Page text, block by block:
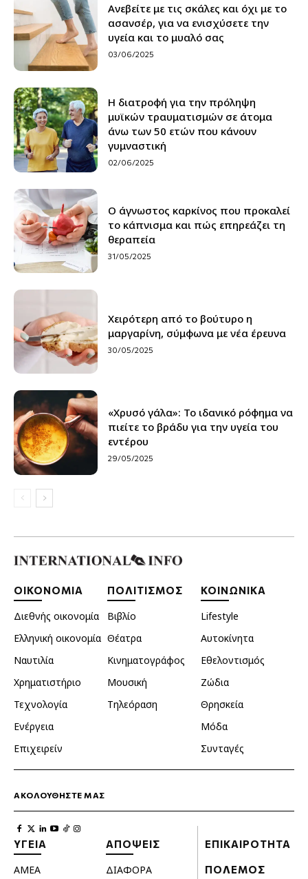
Ανεβείτε με τις σκάλες και όχι με το
ασανσέρ, για να ενισχύσετε την
υγεία και το μυαλό σας
03/06/2025
H διατροφή για την πρόληψη
μυϊκών τραυματισμών σε άτομα
άνω των 50 ετών που κάνουν
γυμναστική
02/06/2025
Ο άγνωστος καρκίνος που προκαλεί
το κάπνισμα και πώς επηρεάζει τη
θεραπεία
31/05/2025
Χειρότερη από το βούτυρο η
μαργαρίνη, σύμφωνα με νέα έρευνα
30/05/2025
«Χρυσό γάλα»: Το ιδανικό ρόφημα να
πιείτε το βράδυ για την υγεία του
εντέρου
29/05/2025
ΟΙΚΟΝΟΜΙΑ
Διεθνής οικονομία
Ελληνική οικονομία
Ναυτιλία
Χρηματιστήριο
Τεχνολογία
Ενέργεια
Επιχειρείν
ΠΟΛΙΤΙΣΜΟΣ
Βιβλίο
Θέατρα
Κινηματογράφος
Μουσική
Τηλεόραση
ΚΟΙΝΩΝΙΚΑ
Lifestyle
Αυτοκίνητα
Εθελοντισμός
Ζώδια
Θρησκεία
Μόδα
Συνταγές
ΑΚΟΛΟΥΘΗΣΤΕ ΜΑΣ
ΥΓΕΙΑ
ΑΜΕΑ
ΑΠΟΨΕΙΣ
ΔΙΑΦΟΡΑ
ΕΠΙΚΑΙΡΟΤΗΤΑ
ΠΟΛΕΜΟΣ